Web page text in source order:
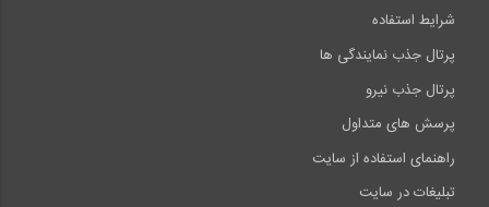
شرایط استفاده
پرتال جذب نمایندگی ها
پرتال جذب نیرو
پرسش های متداول
راهنمای استفاده از سایت
تبلیغات در سایت